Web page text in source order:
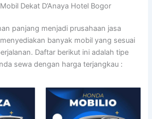
Dekat D’Anaya Hotel Bogor
panjang menjadi prusahaan jasa
banyak mobil yang sesuai
Daftar berikut ini adalah tipe
sewa dengan harga terjangkau :